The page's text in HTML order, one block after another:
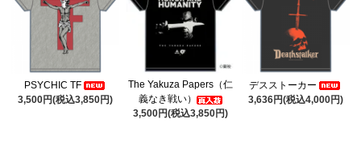
PSYCHIC TF
3,500円(税込3,850円)
The Yakuza Papers（仁
義なき戦い）
3,500円(税込3,850円)
デスストーカー
3,636円(税込4,000円)